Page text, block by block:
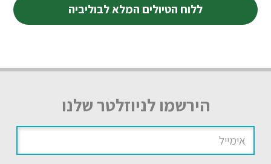
ללוח הטיולים המלא לבוליביה
הירשמו לניוזלטר שלנו